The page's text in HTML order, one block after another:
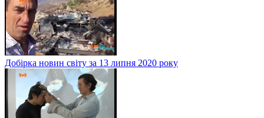
Добірка новин світу за 13 липня 2020 року